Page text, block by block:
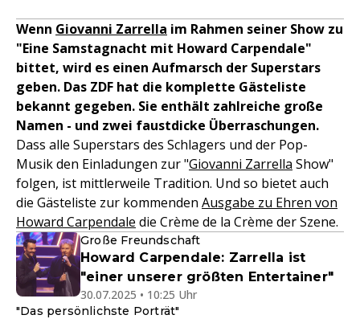
Wenn Giovanni Zarrella im Rahmen seiner Show zu
"Eine Samstagnacht mit Howard Carpendale"
bittet, wird es einen Aufmarsch der Superstars
geben. Das ZDF hat die komplette Gästeliste
bekannt gegeben. Sie enthält zahlreiche große
Namen - und zwei faustdicke Überraschungen.
Dass alle Superstars des Schlagers und der Pop-
Musik den Einladungen zur "Giovanni Zarrella Show"
folgen, ist mittlerweile Tradition. Und so bietet auch
die Gästeliste zur kommenden Ausgabe zu Ehren von
Howard Carpendale die Crème de la Crème der Szene.
Große Freundschaft
Howard Carpendale: Zarrella ist
"einer unserer größten Entertainer"
30.07.2025 • 10:25 Uhr
"Das persönlichste Porträt"